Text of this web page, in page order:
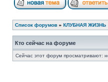
Список форумов » КЛУБНАЯ ЖИЗНЬ
Кто сейчас на форуме
Сейчас этот форум просматривают: